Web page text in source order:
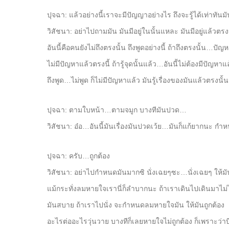
ปุจฉา: แล้วอย่างนี้เราจะมีปัญญาอย่างไร ถึงจะรู้ได้เท่าทัน
วิสัชนา: อย่าไปถามมัน มันมีอยู่ในนั้นแหละ มันมีอยู่แล้วต
อันนี้คือคนยังไม่ถึงตรงนั้น ถึงพูดอย่างนี้ ถ้าถึงตรงนั้น…ปัญ
ไม่มีปัญหาแล้วตรงนี้ ถ้ารู้จุดนั้นแล้ว…อันนี้ไม่ต้องมีปัญหา
ถึงพูด…ไม่พูด ก็ไม่มีปัญหาแล้ว มันรู้เรื่องของมันแล้วตรงนั้
ปุจฉา: ตามใบหน้า…ตามจมูก บางทีมันปวด…
วิสัชนา: อ๋อ…อันนี้มันเรื่องมันปวดเว้ย…มันก็แก้ยากนะ กำ
ปุจฉา: ครับ…ถูกต้อง
วิสัชนา: อย่าไปกำหนดมันมากซิ นั่งเฉยๆซะ…นั่งเฉยๆ ให้
แม้กระทั่งลมหายใจเรานี่ก็ลำบากนะ ถ้าเราเดินไปเดินมา
มันสบาย ถ้าเราไปนั่ง จะกำหนดลมหายใจมัน ให้มันถูกต้อง
อะไรต่ออะไรวุ่นวาย บางทีก็เลยหายใจไม่ถูกต้อง ก็เพราะว่